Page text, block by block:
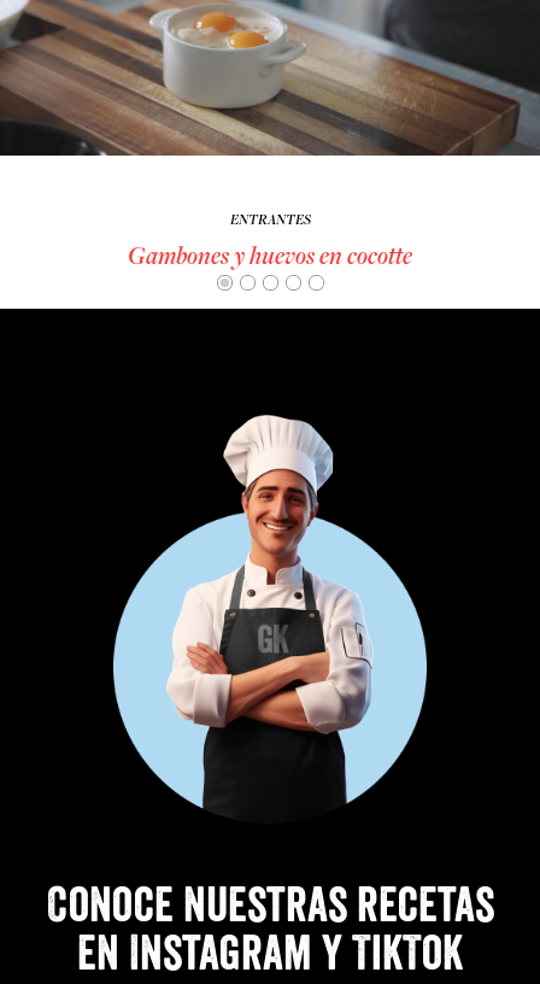
ENTRANTES
Gambones y huevos en cocotte
Conoce nuestras recetas
en Instagram y TikTok